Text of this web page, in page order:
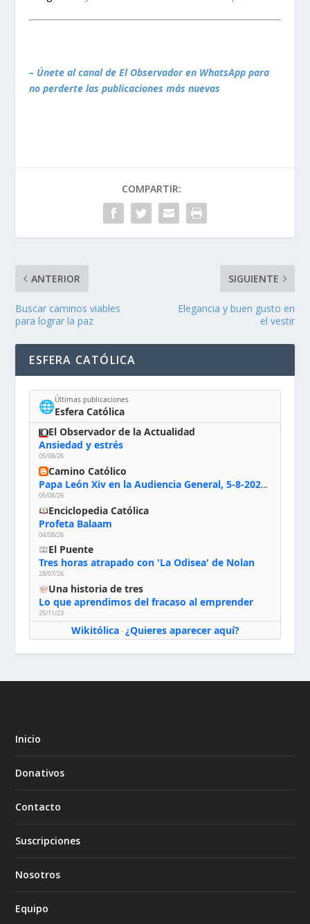
– Únete al canal de El Observador en WhatsApp para
no perderte las publicaciones más nuevas
COMPARTIR:
ANTERIOR
Buscar caminos viables
para lograr la paz
SIGUIENTE
Elegancia y buen gusto en
el vestir
ESFERA CATÓLICA
🌐Últimas publicaciones
Esfera Católica
El Observador de la Actualidad
Ansiedad y estrés
05/08/26
Camino Católico
Papa León Xiv en la Audiencia General, 5-8-2026: «Dios en el primer puesto; la oración, nuestra primera obligación; la liturgia, la primera fuente de la vida divina que se nos comunica, la primera escuela de nuestra vida espiritual»
05/08/26
Enciclopedia Católica
Profeta Balaam
04/08/26
El Puente
Tres horas atrapado con 'La Odisea' de Nolan
28/07/26
Una historia de tres
Lo que aprendimos del fracaso al emprender
25/11/23
Wikitólica· ¿Quieres aparecer aquí?
Inicio
Donativos
Contacto
Suscripciones
Nosotros
Equipo